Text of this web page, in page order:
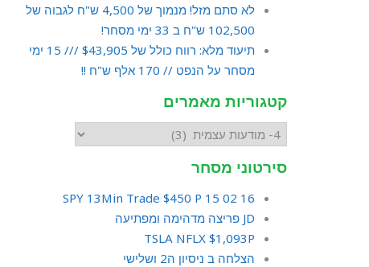
לא סתם מזל! מנמוך של 4,500 ש"ח לגבוה של
102,500 ש"ח ב 33 ימי מסחר!
תיעוד מלא: רווח כולל של $43,905 /// 15 ימי
מסחר על הנפט // 170 אלף ש"ח !!
קטגוריות מאמרים
סירטוני מסחר
16 02 15 SPY 13Min Trade $450 P
JD פריצה מדהימה ומפתיעה
TSLA NFLX $1,093P
הצלחה ב ניסיון ה2 ושלישי